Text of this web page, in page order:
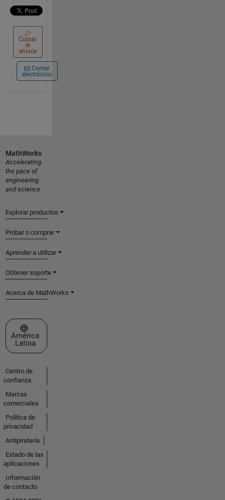
Copiar
el
enlace
Correo
electrónico
MathWorks
Accelerating
the pace of
engineering
and science
Explorar productos
Probar o comprar
Aprender a utilizar
Obtener soporte
Acerca de MathWorks
Seleccione un país/idioma
América
Latina
Centro de
confianza
Marcas
comerciales
Política de
privacidad
Antipiratería
Estado de las
aplicaciones
Información
de contacto